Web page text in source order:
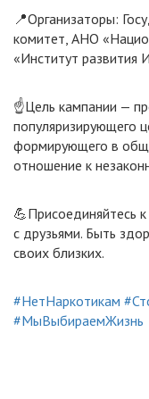
📍Организаторы:
комитет, АНО
«Институт развития
☝Цель кампании —
популяризирующего
формирующего в
отношение к
💪Присоединяйтесь
с друзьями. Быть
своих близких.
#НетНаркотикам
#МыВыбираемЖизнь